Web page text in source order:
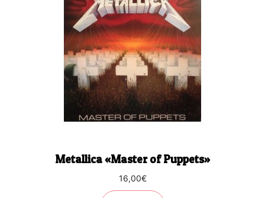
Metallica «Master of Puppets»
16,00€